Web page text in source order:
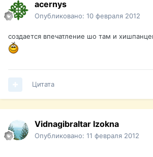
acernys
Опубликовано: 10 февраля 2012
создается впечатление шо там и
Цитата
Vidnagibraltar Izokna
Опубликовано: 11 февраля 2012